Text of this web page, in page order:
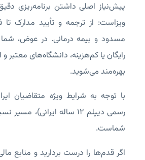
پیش‌نیاز اصلی داشتن برنامه‌ریزی
ویزاست: از ترجمه و تأیید مدارک
مسدود و بیمه درمانی. در عوض،
رایگان یا کم‌هزینه، دانشگاه‌های معتبر
بهره‌مند می‌شوید.
با توجه به شرایط ویژه متقاضیان
رسمی دیپلم ۱۲ ساله
شماست.
اگر قدم‌ها را درست بردارید و منابع